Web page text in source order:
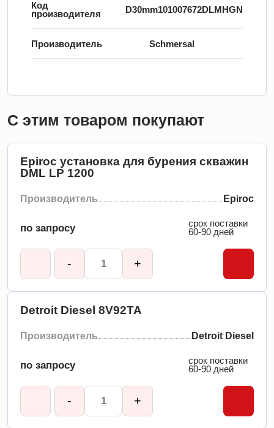
Код
производителя
D30mm101007672DLMHGN
Производитель Schmersal
С этим товаром покупают
Epiroc установка для бурения скважин
DML LP 1200
Производитель Epiroc
по запросу
срок поставки
60-90 дней
- +
Detroit Diesel 8V92TA
Производитель Detroit Diesel
по запросу
срок поставки
60-90 дней
- +